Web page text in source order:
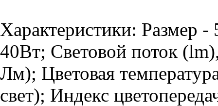
Характеристики: Размер
40Вт; Световой поток
Лм); Цветовая
свет); Индекс